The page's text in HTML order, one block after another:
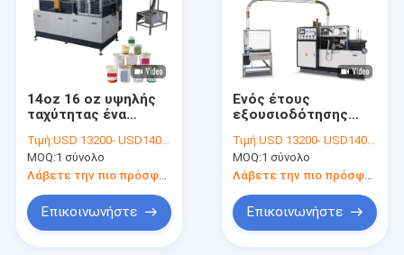
14oz 16 oz υψηλής
ταχύτητας ένα
χαρτοκιβωτίων
πιάτων που
κατασκευάζει τη
μηχανή
Τιμή:USD 13200- USD14000 / set
MOQ:1 σύνολο
Λάβετε την πιο πρόσφατη τιμή
Επικοινωνήστε
Ενός έτους
εξουσιοδότησης
εγγράφου
ανταλλακτικών μίας
χρήσης που
κατασκευάζει τις
μηχανές
Τιμή:USD 13200- USD14000 / set
MOQ:1 σύνολο
Επικοινωνήστε